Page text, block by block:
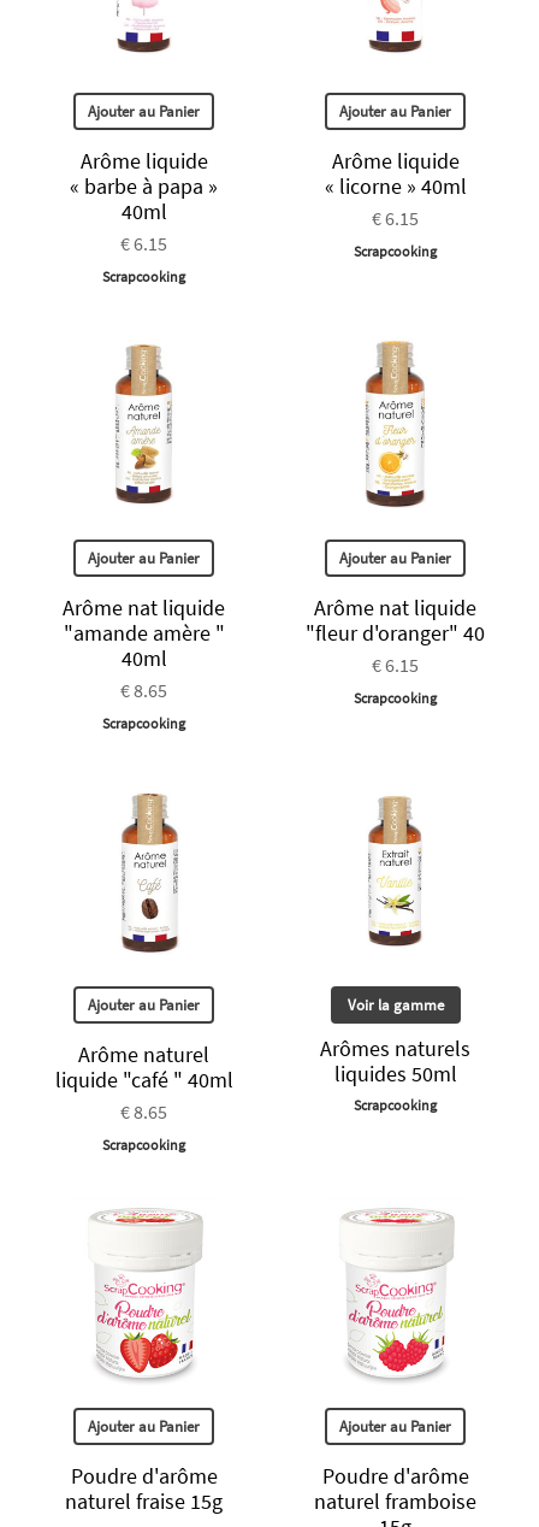
Ajouter au Panier
Arôme liquide
« barbe à papa »
40ml
€ 6.15
Scrapcooking
Ajouter au Panier
Arôme liquide
« licorne » 40ml
€ 6.15
Scrapcooking
Ajouter au Panier
Arôme nat liquide
"amande amère "
40ml
€ 8.65
Scrapcooking
Ajouter au Panier
Arôme nat liquide
"fleur d'oranger" 40
€ 6.15
Scrapcooking
Ajouter au Panier
Arôme naturel
liquide "café " 40ml
€ 8.65
Scrapcooking
Voir la gamme
Arômes naturels
liquides 50ml
Scrapcooking
Ajouter au Panier
Poudre d'arôme
naturel fraise 15g
Ajouter au Panier
Poudre d'arôme
naturel framboise